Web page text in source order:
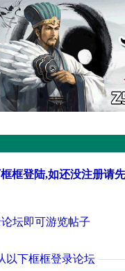
框登陆,如还没注册请
坛即可游览帖子
以下框框登录论坛